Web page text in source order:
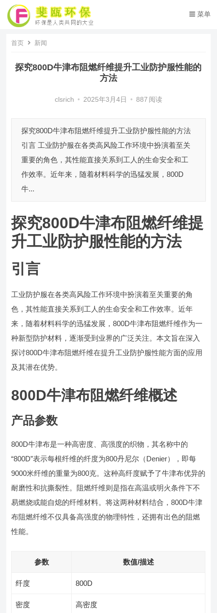
菜单
首页 新闻
探究800D牛津布阻燃纤维提升工业防护服性能的
方法
clsrich • 2025年3月4日 • 887 阅读
探究800D牛津布阻燃纤维提升工业防护服性能的方法
引言 工业防护服在各类高风险工作环境中扮演着至关
重要的角色，其性能直接关系到工人的生命安全和工
作效率。近年来，随着材料科学的迅猛发展，800D
牛...
探究800D牛津布阻燃纤维提
升工业防护服性能的方法
引言
工业防护服在各类高风险工作环境中扮演着至关重要的角
色，其性能直接关系到工人的生命安全和工作效率。近年
来，随着材料科学的迅猛发展，800D牛津布阻燃纤维作为一
种新型防护材料，逐渐受到业界的广泛关注。本文旨在深入
探讨800D牛津布阻燃纤维在提升工业防护服性能方面的应用
及其潜在优势。
800D牛津布阻燃纤维概述
产品参数
800D牛津布是一种高密度、高强度的织物，其名称中的
“800D”表示每根纤维的纤度为800丹尼尔（Denier），即每
9000米纤维的重量为800克。这种高纤度赋予了牛津布优异的
耐磨性和抗撕裂性。阻燃纤维则是指在高温或明火条件下不
易燃烧或能自熄的纤维材料。将这两种材料结合，800D牛津
布阻燃纤维不仅具备高强度的物理特性，还拥有出色的阻燃
性能。
参数 数值/描述
纤度 800D
密度 高密度